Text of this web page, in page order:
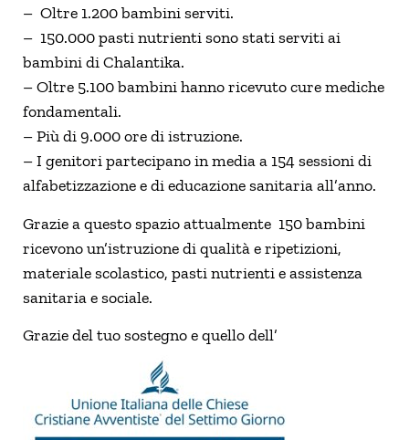
– Oltre 1.200 bambini serviti.
– 150.000 pasti nutrienti sono stati serviti ai
bambini di Chalantika.
– Oltre 5.100 bambini hanno ricevuto cure mediche
fondamentali.
– Più di 9.000 ore di istruzione.
– I genitori partecipano in media a 154 sessioni di
alfabetizzazione e di educazione sanitaria all’anno.
Grazie a questo spazio attualmente 150 bambini
ricevono un’istruzione di qualità e ripetizioni,
materiale scolastico, pasti nutrienti e assistenza
sanitaria e sociale.
Grazie del tuo sostegno e quello dell’